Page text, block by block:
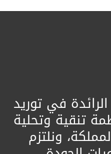
في توريد
تنقية وتحلية
ونلتزم